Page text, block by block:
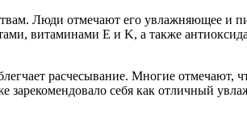
Люди отмечают его увлажняющее и
витаминами E и K, а также
расчесывание. Многие отмечают,
зарекомендовало себя как отличный